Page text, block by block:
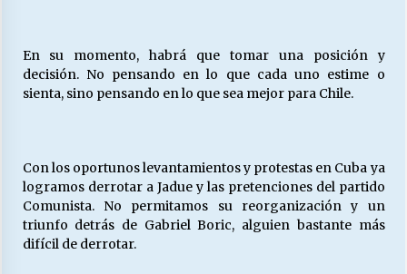
S.O.S. a los ricos, Save Our Souls (Salvar
Nuestras Almas)
30/04/2026
Chile y sus segmentos de la riqueza
En su momento, habrá que tomar una posición y
decisión. No pensando en lo que cada uno estime o
sienta, sino pensando en lo que sea mejor para Chile.
Con los oportunos levantamientos y protestas en Cuba ya
logramos derrotar a Jadue y las pretenciones del partido
Comunista. No permitamos su reorganización y un
triunfo detrás de Gabriel Boric, alguien bastante más
difícil de derrotar.